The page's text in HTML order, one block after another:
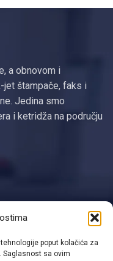
poput kolačića za
Saglasnost sa ovim
a obnovom i
štampače, faks i
Jedina smo
i ketridža na području